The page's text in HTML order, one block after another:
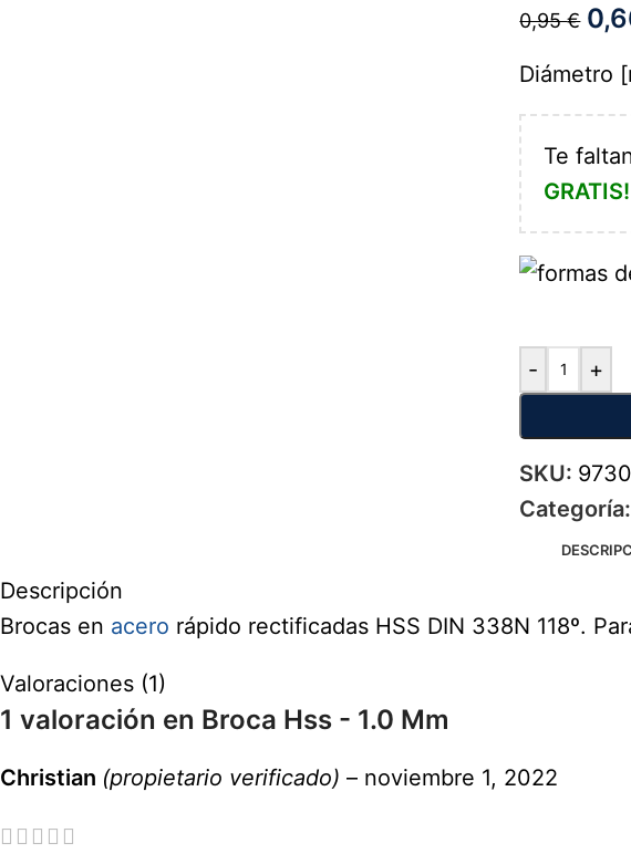
0,95€
Diámetro
Te
GRATIS!
- +
SKU:
Categoría:
Descripción
Brocas en acero rápido rectificadas HSS DIN 338N 118º.
Valoraciones (1)
1 valoración en Broca Hss - 1.0 Mm
Christian (propietario verificado) – noviembre 1, 2022